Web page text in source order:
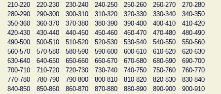
210-220
220-230 230-240 240-250 250-260 260-270
270-280
280-290
290-300 300-310 310-320 320-330 330-340
340-350
350-360
360-370 370-380 380-390 390-400 400-410
410-420
420-430
430-440 440-450 450-460 460-470 470-480
480-490
490-500
500-510 510-520 520-530 530-540 540-550
550-560
560-570
570-580 580-590 590-600 600-610 610-620
620-630
630-640
640-650 650-660 660-670 670-680 680-690
690-700
700-710
710-720 720-730 730-740 740-750 750-760
760-770
770-780
780-790 790-800 800-810 810-820 820-830
830-840
840-850
850-860 860-870 870-880 880-890 890-900
900-910